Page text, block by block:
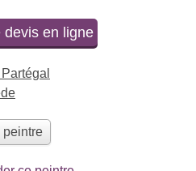
devis en ligne
peintre